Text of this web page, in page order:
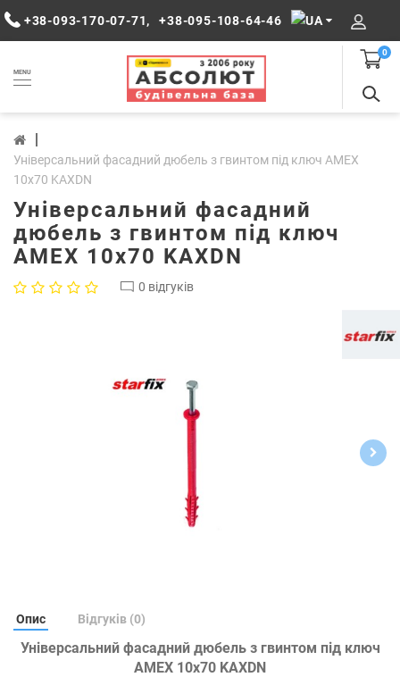
+38-093-170-07-71, +38-095-108-64-46
MENU
0
Універсальний фасадний дюбель з гвинтом під ключ AMEX
10х70 KAXDN
Універсальний фасадний
дюбель з гвинтом під ключ
AMEX 10х70 KAXDN
0 відгуків
Опис Відгуків (0)
Універсальний фасадний дюбель з гвинтом під ключ
AMEX 10х70 KAXDN